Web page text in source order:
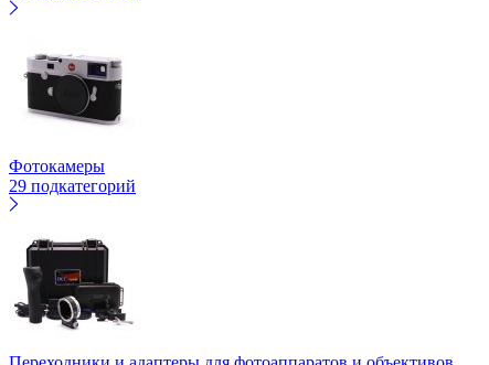
Фотокамеры
29 подкатегорий